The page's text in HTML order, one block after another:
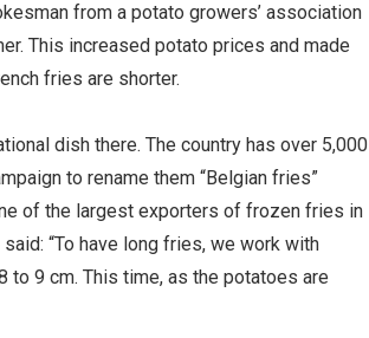
from a potato growers’ association
This increased potato prices and made
fries are shorter.
dish there. The country has over 5,000
to rename them “Belgian fries”
of the largest exporters of frozen fries in
“To have long fries, we work with
9 cm. This time, as the potatoes are